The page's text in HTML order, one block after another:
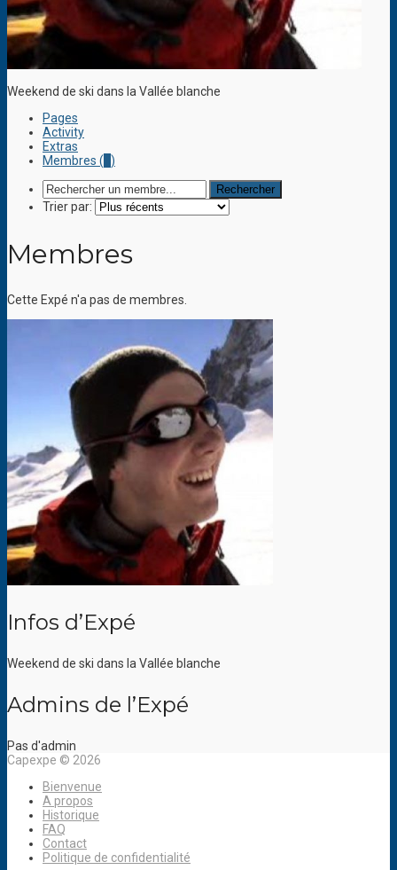
Weekend de ski dans la Vallée blanche
Pages
Activity
Extras
Membres ( )
Trier par:
Membres
Cette Expé n'a pas de membres.
Infos d’Expé
Weekend de ski dans la Vallée blanche
Admins de l’Expé
Pas d'admin
Capexpe © 2026
Bienvenue
A propos
Historique
FAQ
Contact
Politique de confidentialité